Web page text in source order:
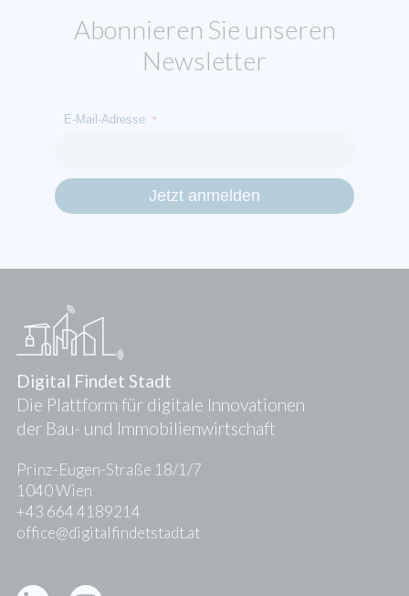
Abonnieren Sie unseren
Newsletter
E-Mail-Adresse *
Digital Findet Stadt
Die Plattform für digitale Innovationen
der Bau- und Immobilienwirtschaft
Prinz-Eugen-Straße 18/1/7
1040 Wien
+43 664 4189214
office@digitalfindetstadt.at